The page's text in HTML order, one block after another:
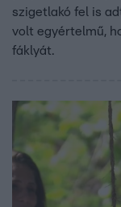
szigetlakó fel is
volt egyértelmű,
fáklyát.